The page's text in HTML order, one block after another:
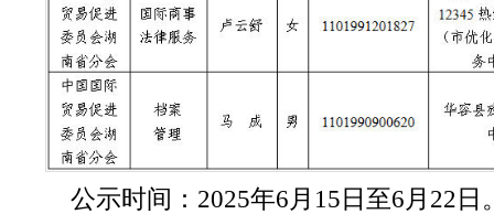
公示时间：2025年6月15日至6月22日